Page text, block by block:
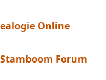
Online
Stamboom Forum